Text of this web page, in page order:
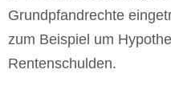
Grundpfandrechte
zum Beispiel um
Rentenschulden.